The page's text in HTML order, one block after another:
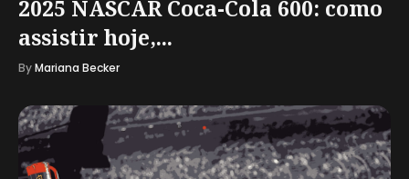
2025 NASCAR Coca-Cola 600: como
assistir hoje,...
ByMariana Becker